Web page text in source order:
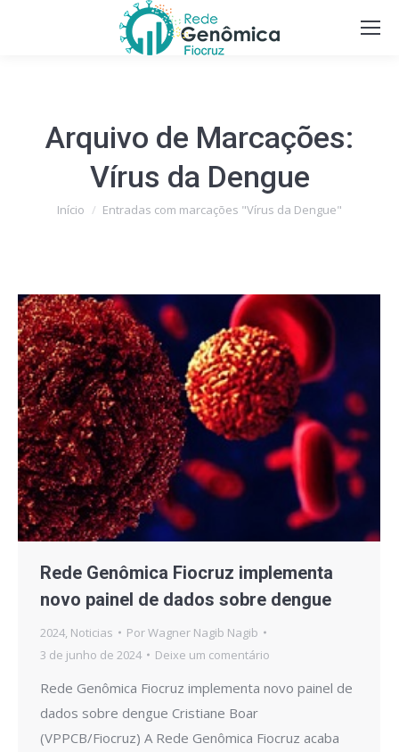
Arquivo de Marcações:
Vírus da Dengue
Você está aqui:
Início Entradas com marcações "Vírus da Dengue"
Rede Genômica Fiocruz implementa
novo painel de dados sobre dengue
2024, Noticias PorWagner Nagib Nagib
3 de junho de 2024
Deixe um comentário
Rede Genômica Fiocruz implementa novo painel de
dados sobre dengue Cristiane Boar
(VPPCB/Fiocruz) A Rede Genômica Fiocruz acaba